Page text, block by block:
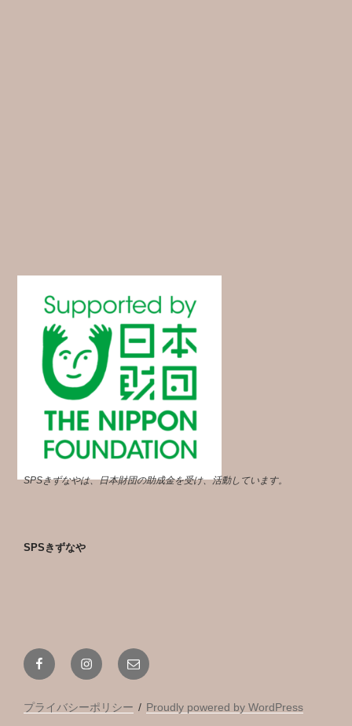
SPSきずなやは、日本財団の助成金を受け、活動しています。
SPSきずなや
FacebookInstagramメ
ー
プライバシーポリシー Proudly powered by WordPress